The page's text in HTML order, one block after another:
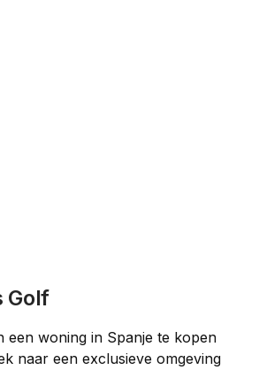
Golf
een woning in Spanje te kopen
naar een exclusieve omgeving